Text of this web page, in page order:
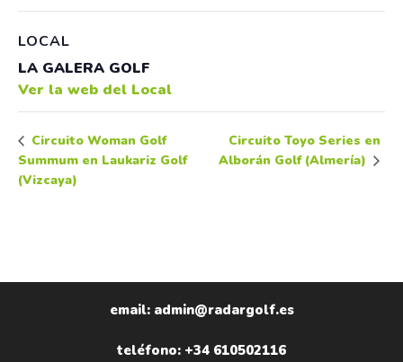
LOCAL
LA GALERA GOLF
Ver la web del Local
Circuito Woman Golf
Summum en Laukariz Golf
(Vizcaya)
Circuito Toyo Series en
Alborán Golf (Almería)
email: admin@radargolf.es
teléfono: +34 610502116